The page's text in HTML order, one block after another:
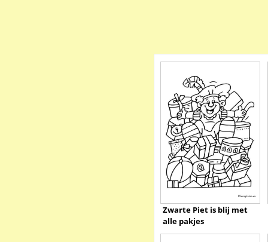
Zwarte Piet is blij met
alle pakjes